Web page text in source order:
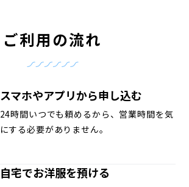
ご利用の流れ
スマホやアプリから申し込む
24時間いつでも頼めるから、営業時間を気
にする必要がありません。
自宅でお洋服を預ける